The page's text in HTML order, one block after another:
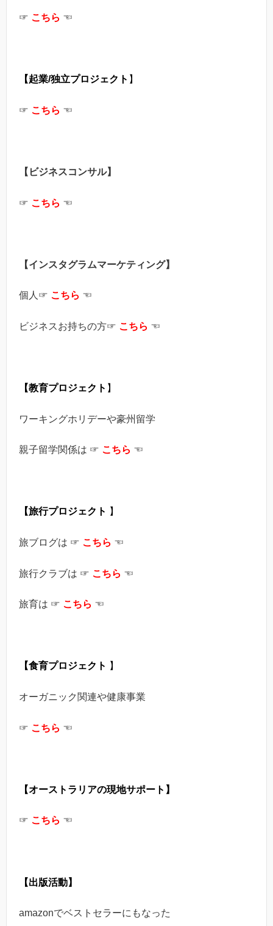
☞ こちら ☜
【起業/独立プロジェクト 】
☞ こちら ☜
【ビジネスコンサル】
☞ こちら ☜
【インスタグラムマーケティング】
個人☞ こちら ☜
ビジネスお持ちの方☞ こちら ☜
【教育プロジェクト 】
ワーキングホリデーや豪州留学
親子留学関係は ☞ こちら ☜
【旅行プロジェクト 】
旅ブログは ☞ こちら ☜
旅行クラブは ☞ こちら ☜
旅育は ☞ こちら ☜
【食育プロジェクト 】
オーガニック関連や健康事業
☞ こちら ☜
【オーストラリアの現地サポート】
☞ こちら ☜
【出版活動】
amazonでベストセラーにもなった